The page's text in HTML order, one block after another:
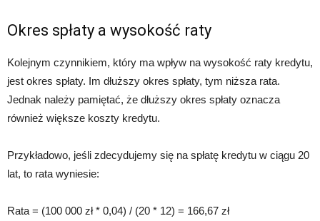
Okres spłaty a wysokość raty
Kolejnym czynnikiem, który ma wpływ na wysokość raty kredytu,
jest okres spłaty. Im dłuższy okres spłaty, tym niższa rata.
Jednak należy pamiętać, że dłuższy okres spłaty oznacza
również większe koszty kredytu.
Przykładowo, jeśli zdecydujemy się na spłatę kredytu w ciągu 20
lat, to rata wyniesie:
Rata = (100 000 zł * 0,04) / (20 * 12) = 166,67 zł